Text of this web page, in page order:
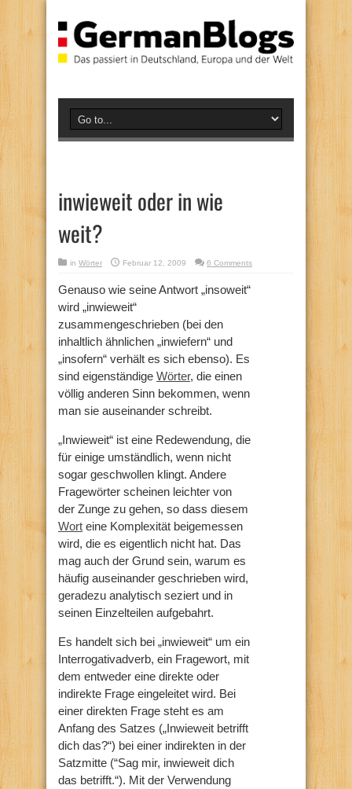
inwieweit oder in wie
weit?
in Wörter Februar 12, 2009 6 Comments
Genauso wie seine Antwort „insoweit“
wird „inwieweit“
zusammengeschrieben (bei den
inhaltlich ähnlichen „inwiefern“ und
„insofern“ verhält es sich ebenso). Es
sind eigenständige Wörter, die einen
völlig anderen Sinn bekommen, wenn
man sie auseinander schreibt.
„Inwieweit“ ist eine Redewendung, die
für einige umständlich, wenn nicht
sogar geschwollen klingt. Andere
Fragewörter scheinen leichter von
der Zunge zu gehen, so dass diesem
Wort eine Komplexität beigemessen
wird, die es eigentlich nicht hat. Das
mag auch der Grund sein, warum es
häufig auseinander geschrieben wird,
geradezu analytisch seziert und in
seinen Einzelteilen aufgebahrt.
Es handelt sich bei „inwieweit“ um ein
Interrogativadverb, ein Fragewort, mit
dem entweder eine direkte oder
indirekte Frage eingeleitet wird. Bei
einer direkten Frage steht es am
Anfang des Satzes („Inwieweit betrifft
dich das?“) bei einer indirekten in der
Satzmitte (“Sag mir, inwieweit dich
das betrifft.“). Mit der Verwendung